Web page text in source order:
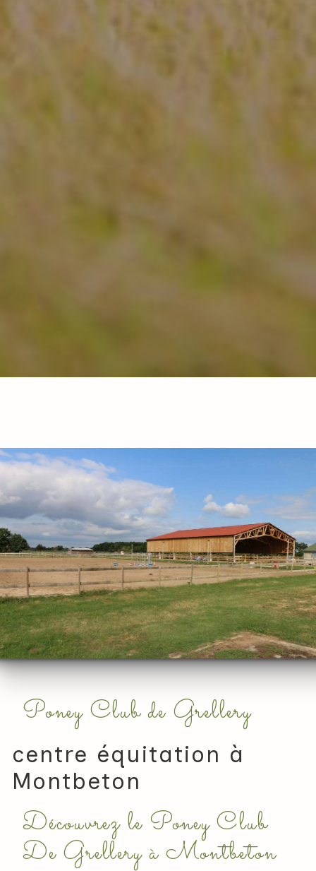
Poney Club de Grellery
centre équitation à
Montbeton
Découvrez le Poney Club
De Grellery à Montbeton